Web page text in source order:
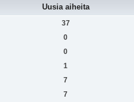
Uusia aiheita
37
0
0
1
7
7